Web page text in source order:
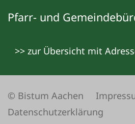
Pfarr- und
>> zur Übersicht mit
© Bistum Aachen
Datenschutzerklärung